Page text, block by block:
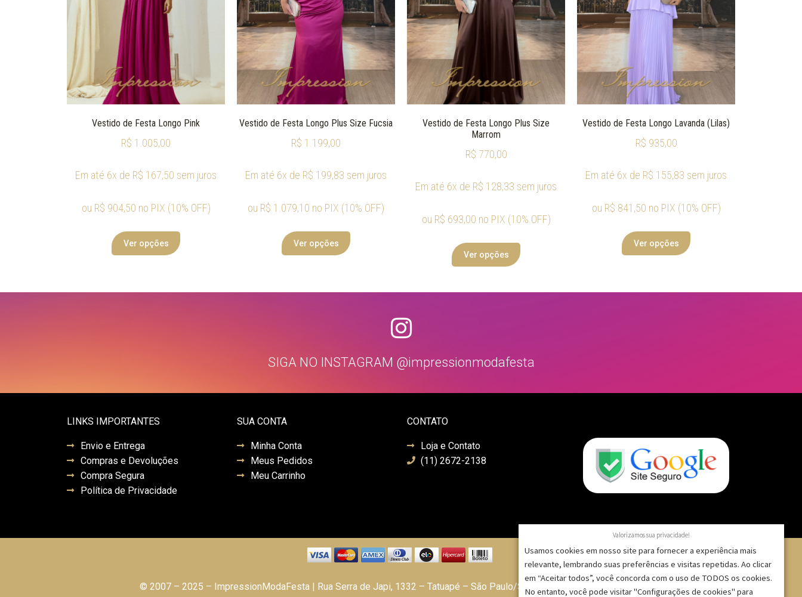
Vestido de Festa Longo Pink
R$ 1.005,00
Em até 6x de R$ 167,50 sem juros
ou R$ 904,50 no PIX (10% OFF)
Ver opções
Vestido de Festa Longo Plus Size Fucsia
R$ 1.199,00
Em até 6x de R$ 199,83 sem juros
ou R$ 1.079,10 no PIX (10% OFF)
Ver opções
Vestido de Festa Longo Plus Size
Marrom
R$ 770,00
Em até 6x de R$ 128,33 sem juros
ou R$ 693,00 no PIX (10% OFF)
Ver opções
Vestido de Festa Longo Lavanda (Lilas)
R$ 935,00
Em até 6x de R$ 155,83 sem juros
ou R$ 841,50 no PIX (10% OFF)
Ver opções
SIGA NO INSTAGRAM @impressionmodafesta
LINKS IMPORTANTES
Envio e Entrega
Compras e Devoluções
Compra Segura
Política de Privacidade
SUA CONTA
Minha Conta
Meus Pedidos
Meu Carrinho
CONTATO
Loja e Contato
(11) 2672-2138
© 2007 – 2025 – ImpressionModaFesta | Rua Serra de Japi, 1332 – Tatuapé – São Paulo/SP – CNPJ: 09.271.257/0001-52 |
Valorizamos sua privacidade!
Usamos cookies em nosso site para fornecer a experiência mais
relevante, lembrando suas preferências e visitas repetidas. Ao clicar
em “Aceitar todos”, você concorda com o uso de TODOS os cookies.
No entanto, você pode visitar "Configurações de cookies" para